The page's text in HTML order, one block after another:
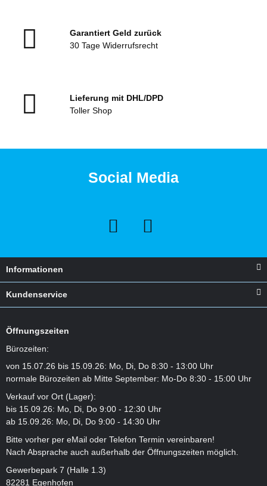
Garantiert Geld zurück
30 Tage Widerrufsrecht
Lieferung mit DHL/DPD
Toller Shop
Social Media
Informationen
Kundenservice
Öffnungszeiten
Bürozeiten:
von 15.07.26 bis 15.09.26: Mo, Di, Do 8:30 - 13:00 Uhr
normale Bürozeiten ab Mitte September: Mo-Do 8:30 - 15:00 Uhr
Verkauf vor Ort (Lager):
bis 15.09.26: Mo, Di, Do 9:00 - 12:30 Uhr
ab 15.09.26: Mo, Di, Do 9:00 - 14:30 Uhr
Bitte vorher per eMail oder Telefon Termin vereinbaren!
Nach Absprache auch außerhalb der Öffnungszeiten möglich.
Gewerbepark 7 (Halle 1.3)
82281 Egenhofen